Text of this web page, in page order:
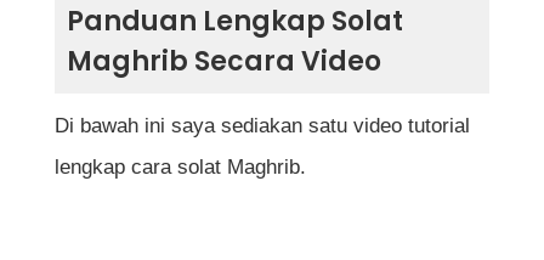
Panduan Lengkap Solat
Maghrib Secara Video
Di bawah ini saya sediakan satu video tutorial
lengkap cara solat Maghrib.